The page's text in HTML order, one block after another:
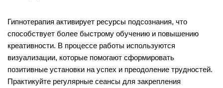
Гипнотерапия активирует ресурсы подсознания, что
способствует более быстрому обучению и повышению
креативности. В процессе работы используются
визуализации, которые помогают сформировать
позитивные установки на успех и преодоление трудностей.
Практикуйте регулярные сеансы для закрепления